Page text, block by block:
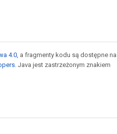
4.0 , a fragmenty kodu są dostępne na
. Java jest zastrzeżonym znakiem